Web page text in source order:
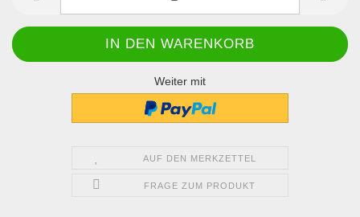
Weiter mit
AUF DEN MERKZETTEL
FRAGE ZUM PRODUKT